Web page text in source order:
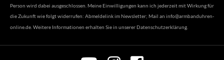
Person wird dabei ausgeschlossen. Meine Einwilligungen kann ich jederzeit mit Wirkung für
die Zukunft wie folgt widerrufen: Abmeldelink im Newsletter; Mail an info@armbanduhren-
online.de . Weitere Informationen erhalten Sie in unserer Datenschutzerklärung